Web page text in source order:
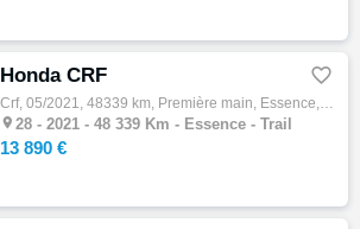
Honda CRF 
Crf, 05/2021, 48339 km, Première main, Essence, 1100cm³, 13890 € Equipements : BIKE PARC 28 VOUS PROPOSE CETTE TRES BELLE AFRICA TWIN ADVEN…
 28 - 2021 - 48 339 Km - Essence - Trail
13 890 €